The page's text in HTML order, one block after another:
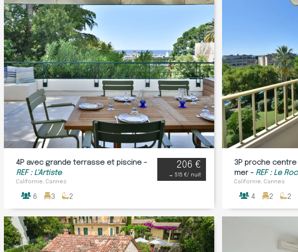
4P avec grande terrasse et piscine -
REF : L'Artiste
Californie, Cannes
206 €
→ 515 €/ nuit
6 3 2
3P proche
mer - REF : Le
Californie, Cannes
4 2 2